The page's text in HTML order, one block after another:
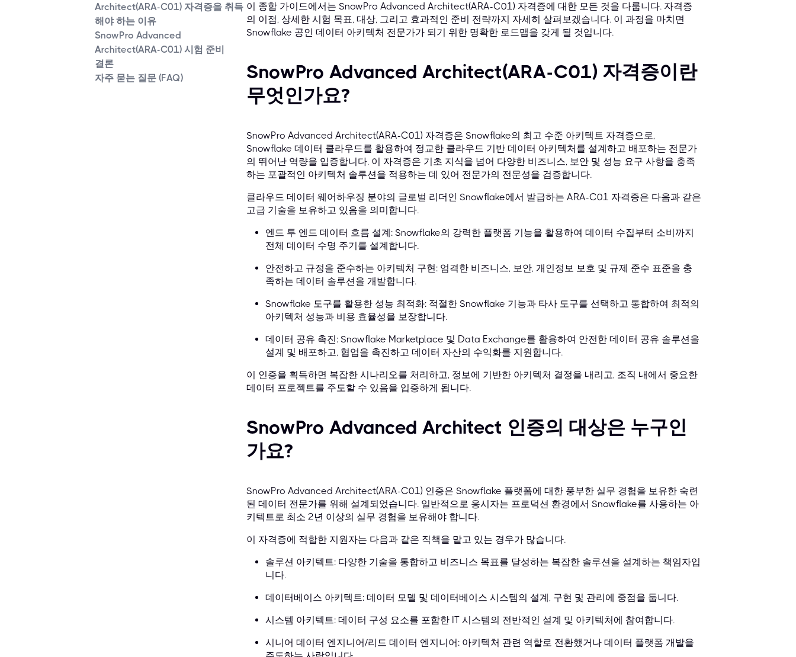
Architect(ARA-C01) 자격증을 취득
해야 하는 이유
SnowPro Advanced
Architect(ARA-C01) 시험 준비
결론
자주 묻는 질문 (FAQ)
이 종합 가이드에서는 SnowPro Advanced Architect(ARA-C01) 자격증에 대한 모든 것을 다룹니다. 자격증
의 이점, 상세한 시험 목표, 대상, 그리고 효과적인 준비 전략까지 자세히 살펴보겠습니다. 이 과정을 마치면
Snowflake 공인 데이터 아키텍처 전문가가 되기 위한 명확한 로드맵을 갖게 될 것입니다.
SnowPro Advanced Architect(ARA-C01) 자격증이란
무엇인가요?
SnowPro Advanced Architect(ARA-C01) 자격증은 Snowflake의 최고 수준 아키텍트 자격증으로,
Snowflake 데이터 클라우드를 활용하여 정교한 클라우드 기반 데이터 아키텍처를 설계하고 배포하는 전문가
의 뛰어난 역량을 입증합니다. 이 자격증은 기초 지식을 넘어 다양한 비즈니스, 보안 및 성능 요구 사항을 충족
하는 포괄적인 아키텍처 솔루션을 적용하는 데 있어 전문가의 전문성을 검증합니다.
클라우드 데이터 웨어하우징 분야의 글로벌 리더인 Snowflake에서 발급하는 ARA-C01 자격증은 다음과 같은
고급 기술을 보유하고 있음을 의미합니다.
엔드 투 엔드 데이터 흐름 설계: Snowflake의 강력한 플랫폼 기능을 활용하여 데이터 수집부터 소비까지
전체 데이터 수명 주기를 설계합니다.
안전하고 규정을 준수하는 아키텍처 구현: 엄격한 비즈니스, 보안, 개인정보 보호 및 규제 준수 표준을 충
족하는 데이터 솔루션을 개발합니다.
Snowflake 도구를 활용한 성능 최적화: 적절한 Snowflake 기능과 타사 도구를 선택하고 통합하여 최적의
아키텍처 성능과 비용 효율성을 보장합니다.
데이터 공유 촉진: Snowflake Marketplace 및 Data Exchange를 활용하여 안전한 데이터 공유 솔루션을
설계 및 배포하고, 협업을 촉진하고 데이터 자산의 수익화를 지원합니다.
이 인증을 획득하면 복잡한 시나리오를 처리하고, 정보에 기반한 아키텍처 결정을 내리고, 조직 내에서 중요한
데이터 프로젝트를 주도할 수 있음을 입증하게 됩니다.
SnowPro Advanced Architect 인증의 대상은 누구인
가요?
SnowPro Advanced Architect(ARA-C01) 인증은 Snowflake 플랫폼에 대한 풍부한 실무 경험을 보유한 숙련
된 데이터 전문가를 위해 설계되었습니다. 일반적으로 응시자는 프로덕션 환경에서 Snowflake를 사용하는 아
키텍트로 최소 2년 이상의 실무 경험을 보유해야 합니다.
이 자격증에 적합한 지원자는 다음과 같은 직책을 맡고 있는 경우가 많습니다.
솔루션 아키텍트: 다양한 기술을 통합하고 비즈니스 목표를 달성하는 복잡한 솔루션을 설계하는 책임자입
니다.
데이터베이스 아키텍트: 데이터 모델 및 데이터베이스 시스템의 설계, 구현 및 관리에 중점을 둡니다.
시스템 아키텍트: 데이터 구성 요소를 포함한 IT 시스템의 전반적인 설계 및 아키텍처에 참여합니다.
시니어 데이터 엔지니어/리드 데이터 엔지니어: 아키텍처 관련 역할로 전환했거나 데이터 플랫폼 개발을